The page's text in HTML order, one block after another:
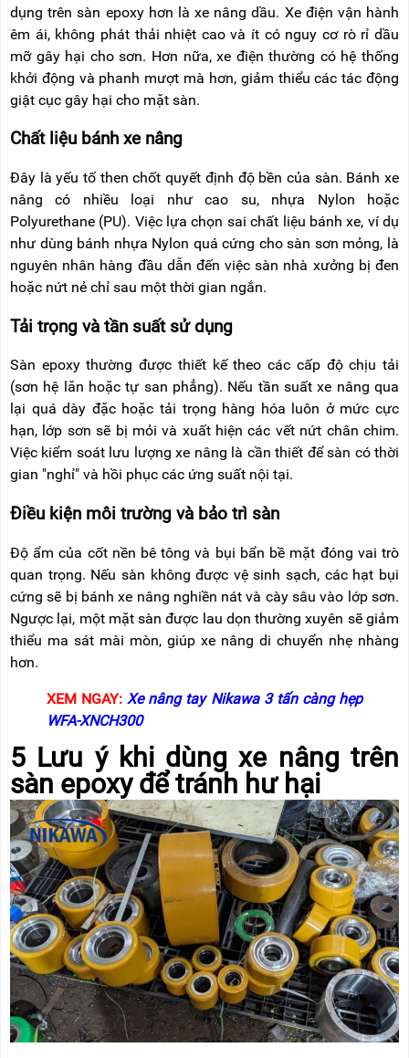
dụng trên sàn epoxy hơn là xe nâng dầu. Xe điện vận hành
êm ái, không phát thải nhiệt cao và ít có nguy cơ rò rỉ dầu
mỡ gây hại cho sơn. Hơn nữa, xe điện thường có hệ thống
khởi động và phanh mượt mà hơn, giảm thiểu các tác động
giật cục gây hại cho mặt sàn.
Chất liệu bánh xe nâng
Đây là yếu tố then chốt quyết định độ bền của sàn. Bánh xe
nâng có nhiều loại như cao su, nhựa Nylon hoặc
Polyurethane (PU). Việc lựa chọn sai chất liệu bánh xe, ví dụ
như dùng bánh nhựa Nylon quá cứng cho sàn sơn mỏng, là
nguyên nhân hàng đầu dẫn đến việc sàn nhà xưởng bị đen
hoặc nứt nẻ chỉ sau một thời gian ngắn.
Tải trọng và tần suất sử dụng
Sàn epoxy thường được thiết kế theo các cấp độ chịu tải
(sơn hệ lăn hoặc tự san phẳng). Nếu tần suất xe nâng qua
lại quá dày đặc hoặc tải trọng hàng hóa luôn ở mức cực
hạn, lớp sơn sẽ bị mỏi và xuất hiện các vết nứt chân chim.
Việc kiểm soát lưu lượng xe nâng là cần thiết để sàn có thời
gian "nghỉ" và hồi phục các ứng suất nội tại.
Điều kiện môi trường và bảo trì sàn
Độ ẩm của cốt nền bê tông và bụi bẩn bề mặt đóng vai trò
quan trọng. Nếu sàn không được vệ sinh sạch, các hạt bụi
cứng sẽ bị bánh xe nâng nghiền nát và cày sâu vào lớp sơn.
Ngược lại, một mặt sàn được lau dọn thường xuyên sẽ giảm
thiểu ma sát mài mòn, giúp xe nâng di chuyển nhẹ nhàng
hơn.
XEM NGAY: Xe nâng tay Nikawa 3 tấn càng hẹp
WFA-XNCH300
5 Lưu ý khi dùng xe nâng trên
sàn epoxy để tránh hư hại